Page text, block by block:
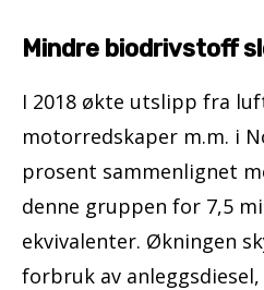
Mindre biodrivstoff
I 2018 økte utslipp fra
motorredskaper m.m. i
prosent sammenlignet
denne gruppen for 7,5
ekvivalenter. Økningen
forbruk av